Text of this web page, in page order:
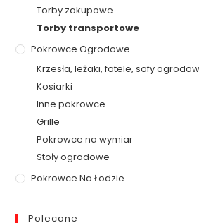
Torby zakupowe
Torby transportowe
Pokrowce Ogrodowe
Krzesła, leżaki, fotele, sofy
Kosiarki
Inne pokrowce
Grille
Pokrowce na wymiar
Stoły ogrodowe
Pokrowce Na Łodzie
Polecane